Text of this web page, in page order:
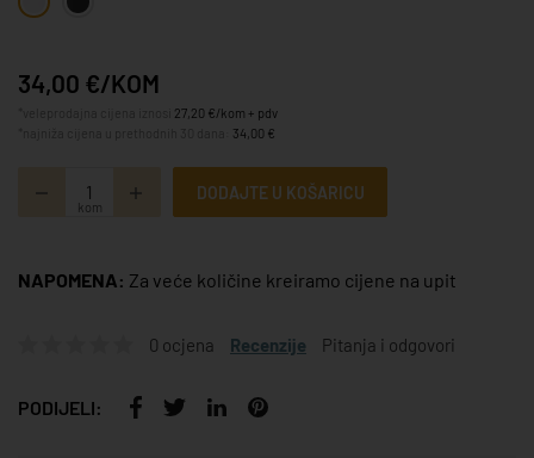
34,00 €/KOM
27,20 €/kom + pdv
34,00 €
kom
DODAJTE U KOŠARICU
NAPOMENA: Za veće količine kreiramo cijene na upit
0 ocjena Recenzije Pitanja i odgovori
PODIJELI: